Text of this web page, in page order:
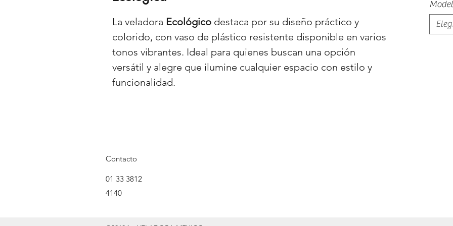
La veladora Ecológico destaca por su diseño práctico y
colorido, con vaso de plástico resistente disponible en varios
tonos vibrantes. Ideal para quienes buscan una opción
versátil y alegre que ilumine cualquier espacio con estilo y
funcionalidad.
Contacto
01 33 3812
4140